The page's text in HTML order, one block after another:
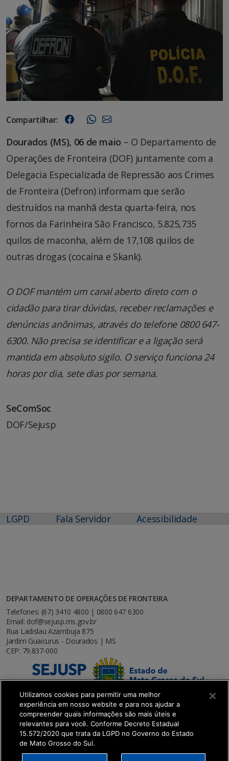
Compartilhar:
Dourados (MS), 06 de maio – O Departamento de
Operações de Fronteira (DOF) juntamente com a
Delegacia Especializada de Repressão aos Crimes
de Fronteira (Defron) informam que serão
destruídos na manhã desta quarta-feira, nos
fornos da Farinheira São Francisco, 5.825,735
quilos de maconha, além de 17,108 quilos de
outras drogas (cocaína e Skank).
O DOF mantém um canal aberto direto com o
cidadão para tirar dúvidas, receber reclamações e
denúncias anônimas, através do telefone 0800 647-
6300. Não precisa se identificar e a ligação será
mantida em absoluto sigilo. O serviço funciona 24
horas por dia, sete dias por semana.
SeComSoc
DOF/Sejusp
LGPD Fala Servidor Acessibilidade
DEPARTAMENTO DE OPERAÇÕES DE FRONTEIRA
Telefones: (67) 3410 4800 | 0800 647 6300
Email: dof@sejusp.ms.gov.br
Rua Ladislau Azambuja 875
Jardim Guaicurus - Dourados | MS
CEP: 79.837-000
SETDIG | Secretaria-Executiva de Transformação
Utilizamos cookies para permitir uma melhor
experiência em nosso website e para nos ajudar a
compreender quais informações são mais úteis e
relevantes para você. Conforme Decreto Estadual
15.572/2020 que trata da LGPD no Governo do Estado
de Mato Grosso do Sul.